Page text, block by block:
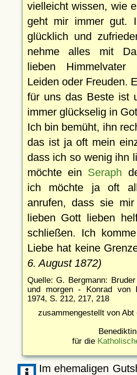
vielleicht wissen, wie
geht mir immer gut.
glücklich und
nehme alles mit
lieben
Leiden oder Freuden.
für uns das Beste ist
immer glückselig in
Ich bin bemüht, ihn
das ist ja oft mein
dass ich so wenig ihn
möchte ein Seraph
ich möchte ja oft
anrufen, dass sie
lieben Gott lieben
schließen. Ich
Liebe hat keine
6. August 1872)
Quelle: G. Bergmann:
und morgen - Konrad von
1974, S. 212, 217, 218
zusammengestellt von Abt
für die
Im ehemaligen